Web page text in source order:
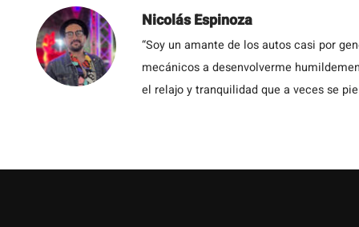
Nicolás Espinoza
“Soy un amante de los autos casi por
mecánicos a desenvolverme
el relajo y tranquilidad que a veces se